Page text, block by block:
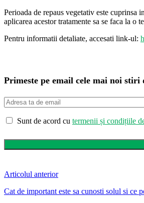
Perioada de repaus vegetativ este cuprinsa
aplicarea acestor tratamente sa se faca la o
Pentru informatii detaliate, accesati link-ul:
Primeste pe email cele mai noi
Sunt de acord cu termenii și condițiile
Articolul anterior
Cat de important este sa cunosti solul si ce